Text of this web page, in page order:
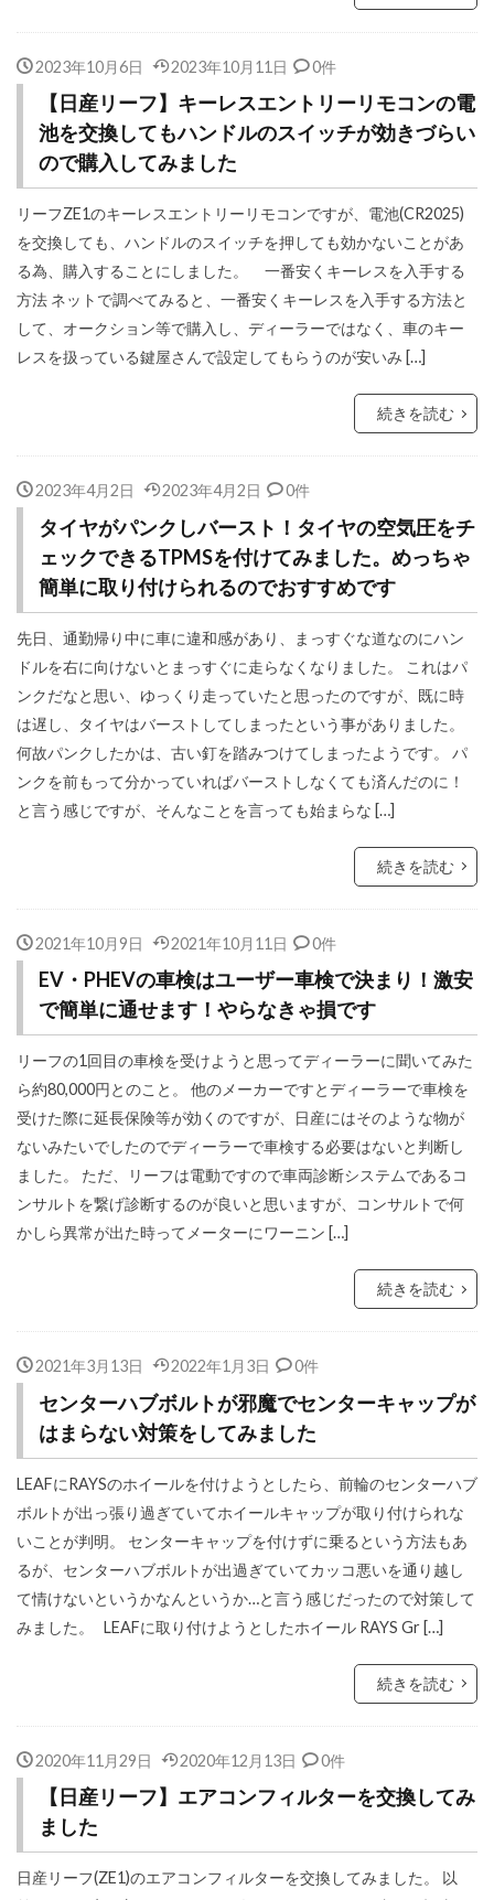
2023年10月6日 2023年10月11日 0件
【日産リーフ】キーレスエントリーリモコンの電
池を交換してもハンドルのスイッチが効きづらい
ので購入してみました
リーフZE1のキーレスエントリーリモコンですが、電池(CR2025)
を交換しても、ハンドルのスイッチを押しても効かないことがあ
る為、購入することにしました。 一番安くキーレスを入手する
方法 ネットで調べてみると、一番安くキーレスを入手する方法と
して、オークション等で購入し、ディーラーではなく、車のキー
レスを扱っている鍵屋さんで設定してもらうのが安いみ […]
続きを読む
2023年4月2日 2023年4月2日 0件
タイヤがパンクしバースト！タイヤの空気圧をチ
ェックできるTPMSを付けてみました。めっちゃ
簡単に取り付けられるのでおすすめです
先日、通勤帰り中に車に違和感があり、まっすぐな道なのにハン
ドルを右に向けないとまっすぐに走らなくなりました。 これはパ
ンクだなと思い、ゆっくり走っていたと思ったのですが、既に時
は遅し、タイヤはバーストしてしまったという事がありました。
何故パンクしたかは、古い釘を踏みつけてしまったようです。 パ
ンクを前もって分かっていればバーストしなくても済んだのに！
と言う感じですが、そんなことを言っても始まらな […]
続きを読む
2021年10月9日 2021年10月11日 0件
EV・PHEVの車検はユーザー車検で決まり！激安
で簡単に通せます！やらなきゃ損です
リーフの1回目の車検を受けようと思ってディーラーに聞いてみた
ら約80,000円とのこと。 他のメーカーですとディーラーで車検を
受けた際に延長保険等が効くのですが、日産にはそのような物が
ないみたいでしたのでディーラーで車検する必要はないと判断し
ました。 ただ、リーフは電動ですので車両診断システムであるコ
ンサルトを繋げ診断するのが良いと思いますが、コンサルトで何
かしら異常が出た時ってメーターにワーニン […]
続きを読む
2021年3月13日 2022年1月3日 0件
センターハブボルトが邪魔でセンターキャップが
はまらない対策をしてみました
LEAFにRAYSのホイールを付けようとしたら、前輪のセンターハブ
ボルトが出っ張り過ぎていてホイールキャップが取り付けられな
いことが判明。 センターキャップを付けずに乗るという方法もあ
るが、センターハブボルトが出過ぎていてカッコ悪いを通り越し
て情けないというかなんというか…と言う感じだったので対策して
みました。 LEAFに取り付けようとしたホイール RAYS Gr […]
続きを読む
2020年11月29日 2020年12月13日 0件
【日産リーフ】エアコンフィルターを交換してみ
ました
日産リーフ(ZE1)のエアコンフィルターを交換してみました。 以